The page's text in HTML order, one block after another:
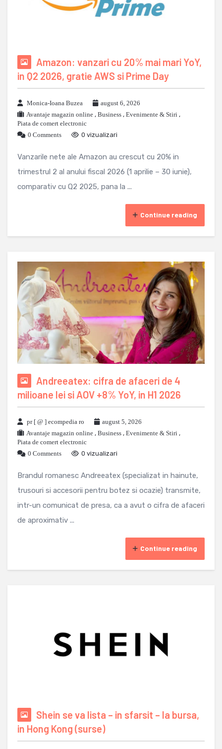
Amazon: vanzari cu 20% mai mari YoY,
in Q2 2026, gratie AWS si Prime Day
Monica-Ioana Buzea
august 6, 2026
Avantaje magazin online , Business , Evenimente & Stiri ,
Piata de comert electronic
0 Comments
0 vizualizari
Vanzarile nete ale Amazon au crescut cu 20% in
trimestrul 2 al anului fiscal 2026 (1 aprilie – 30 iunie),
comparativ cu Q2 2025, pana la ...
Continue reading
Andreeatex: cifra de afaceri de 4
milioane lei si AOV +8% YoY, in H1 2026
pr [ @ ] ecompedia ro
august 5, 2026
Avantaje magazin online , Business , Evenimente & Stiri ,
Piata de comert electronic
0 Comments
0 vizualizari
Brandul romanesc Andreeatex (specializat in hainute,
trusouri si accesorii pentru botez si ocazie) transmite,
intr-un comunicat de presa, ca a avut o cifra de afaceri
de aproximativ ...
Continue reading
Shein se va lista – in sfarsit – la bursa,
in Hong Kong (surse)